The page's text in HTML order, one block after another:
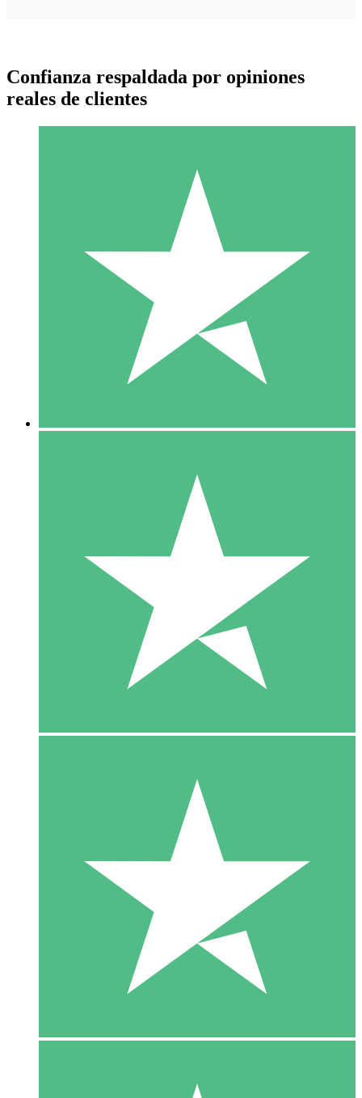
Paquetes de Créditos Individuales
Paga según el uso con créditos de descarga. Sin compromiso
10 00
10 Descargas
20 00
Confianza respaldada por opiniones
reales de clientes